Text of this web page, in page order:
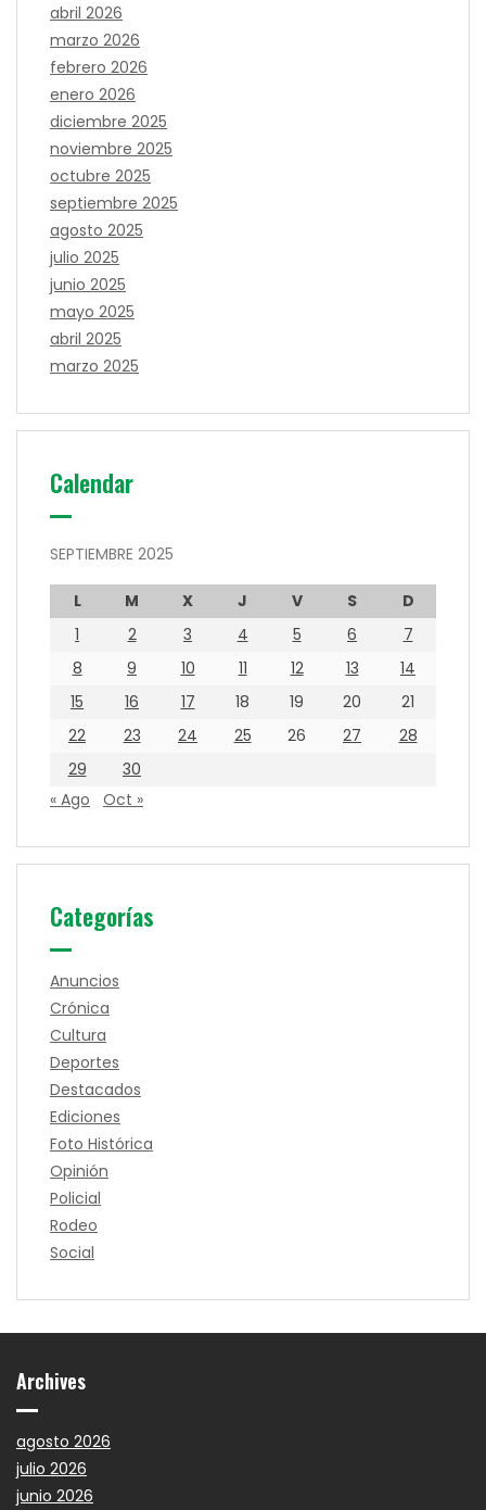
abril 2026
marzo 2026
febrero 2026
enero 2026
diciembre 2025
noviembre 2025
octubre 2025
septiembre 2025
agosto 2025
julio 2025
junio 2025
mayo 2025
abril 2025
marzo 2025
Calendar
SEPTIEMBRE 2025
L M X J V S
D
1
2 3 4 5 6
7
8
9 10 11 12 13
14
15
16 17 18 19 20
21
22
23 24 25 26 27
28
29
30
« Ago
Oct »
Categorías
Anuncios
Crónica
Cultura
Deportes
Destacados
Ediciones
Foto Histórica
Opinión
Policial
Rodeo
Social
Archives
agosto 2026
julio 2026
junio 2026